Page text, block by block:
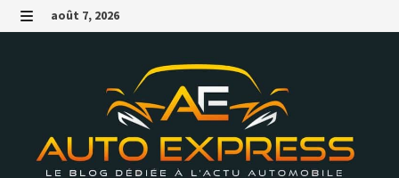
Passer
au MENU
août 7, 2026